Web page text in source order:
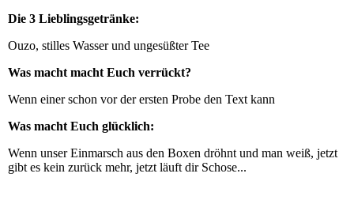
Die 3 Lieblingsgetränke:
Ouzo, stilles Wasser und ungesüßter Tee
Was macht macht Euch verrückt?
Wenn einer schon vor der ersten Probe den Text kann
Was macht Euch glücklich:
Wenn unser Einmarsch aus den Boxen dröhnt und man weiß, jetzt
gibt es kein zurück mehr, jetzt läuft dir Schose...